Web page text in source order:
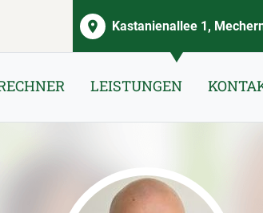
Kastanienallee 1,
LEISTUNGEN